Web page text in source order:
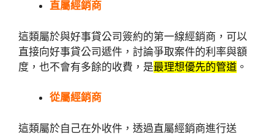
直屬經銷商
這類屬於與好事貸公司簽約的第一線經銷商，可以
直接向好事貸公司遞件，討論爭取案件的利率與額
度，也不會有多餘的收費，是最理想優先的管道 。
從屬經銷商
這類屬於自己在外收件，透過直屬經銷商進行送